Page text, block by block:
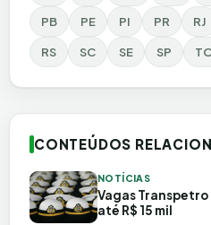
PB PE PI PR RJ
RS SC SE SP
CONTEÚDOS
NOTÍCIAS
Vagas Transpetro
até R$ 15 mil